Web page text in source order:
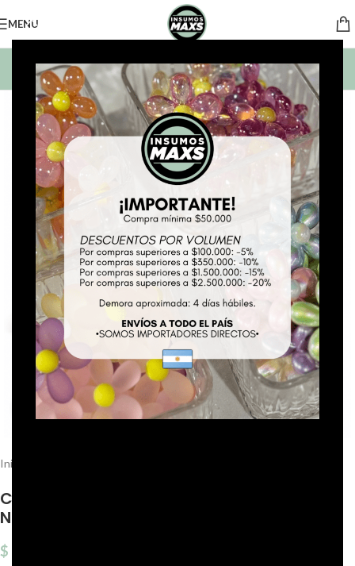
MENU
BUSCAR PRODUCTOS
Click to enlarge
Inicio
COLGANTE METAL B/GOLD TAZA CORAZON
NEGRO 12 UNIDADES (14X17mm APROX)
$